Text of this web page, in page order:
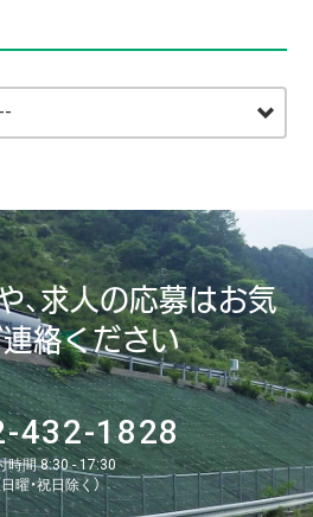
、求人の応募はお気
絡ください
432-1828
時間 8:30 - 17:30
日曜・祝日除く）